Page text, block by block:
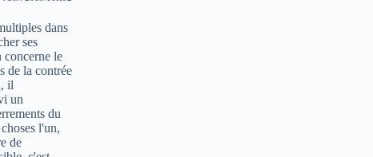
dans
ses
concerne le
de la contrée
il
un
du
l'un,
de